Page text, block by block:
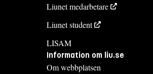
Liunet medarbetare
Liunet student
LISAM
Information om liu.se
Om webbplatsen